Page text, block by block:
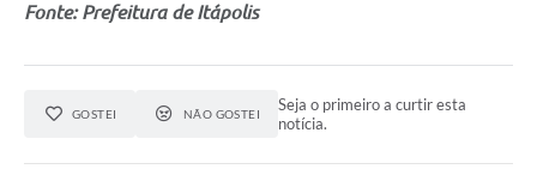
Fonte: Prefeitura de Itápolis
GOSTEI NÃO GOSTEI
Seja o primeiro a curtir esta
notícia.